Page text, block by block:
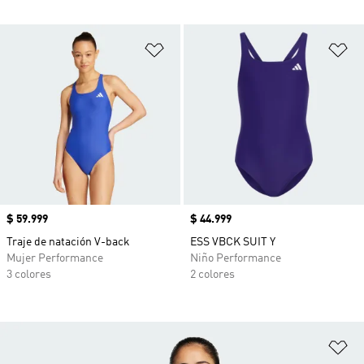
Añadir a la lista de deseos
Precio
$ 59.999
Traje de natación V-back
Mujer Performance
3 colores
Precio
$ 44.999
ESS VBCK SUIT Y
Niño Performance
2 colores